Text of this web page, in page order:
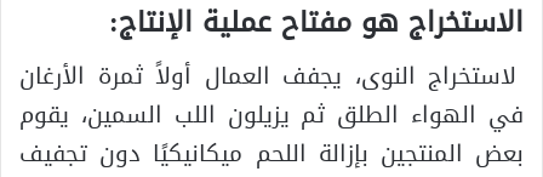
الاستخراج هو مفتاح عملية الإنتاج:
لاستخراج النوى، يجفف العمال أولاً ثمرة الأرغان
في الهواء الطلق ثم يزيلون اللب السمين، يقوم
بعض المنتجين بإزالة اللحم ميكانيكيًا دون تجفيف